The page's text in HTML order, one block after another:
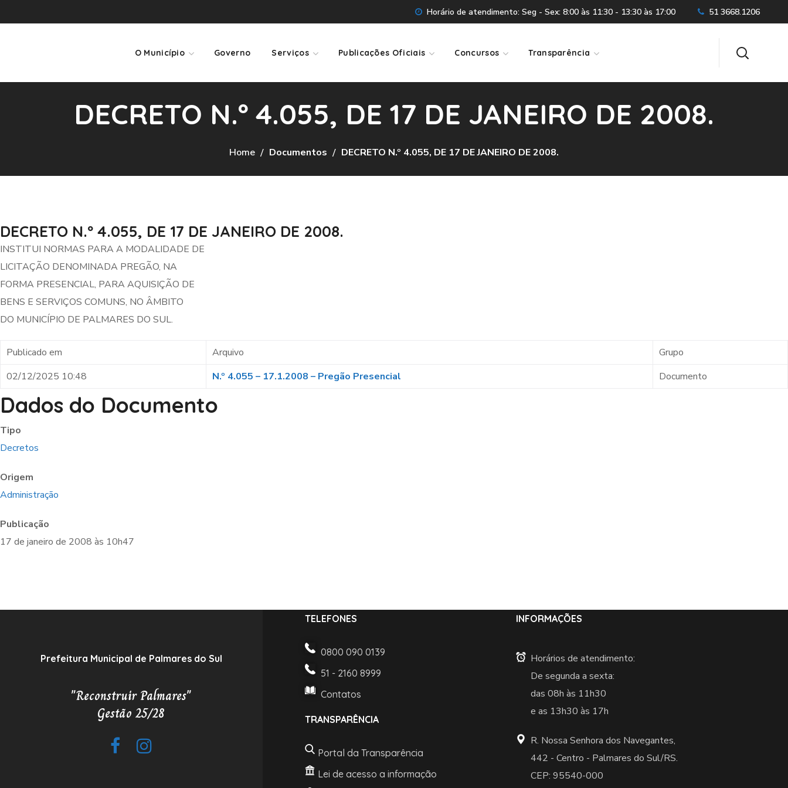
Horário de atendimento: Seg - Sex: 8:00 às 11:30 - 13:30 às 17:00 51 3668.1206
O Município Governo Serviços Publicações Oficiais Concursos Transparência
DECRETO N.º 4.055, DE 17 DE JANEIRO DE 2008.
Home Documentos DECRETO N.º 4.055, DE 17 DE JANEIRO DE 2008.
DECRETO N.º 4.055, DE 17 DE JANEIRO DE 2008.
INSTITUI NORMAS PARA A MODALIDADE DE
LICITAÇÃO DENOMINADA PREGÃO, NA
FORMA PRESENCIAL, PARA AQUISIÇÃO DE
BENS E SERVIÇOS COMUNS, NO ÂMBITO
DO MUNICÍPIO DE PALMARES DO SUL.
Publicado em Arquivo
Grupo
02/12/2025 10:48
N.º 4.055 – 17.1.2008 – Pregão Presencial Documento
Dados do Documento
Tipo
Decretos
Origem
Administração
Publicação
17 de janeiro de 2008 às 10h47
Prefeitura Municipal de Palmares do Sul
"Reconstruir Palmares"
Gestão 25/28
TELEFONES
0800 090 0139
51 - 2160 8999
Contatos
TRANSPARÊNCIA
Portal da Transparência
Lei de acesso a informação
INFORMAÇÕES
Horários de atendimento:
De segunda a sexta:
das 08h às 11h30
e as 13h30 às 17h
R. Nossa Senhora dos Navegantes,
442 -Centro - Palmares do Sul/RS.
CEP: 95540-000